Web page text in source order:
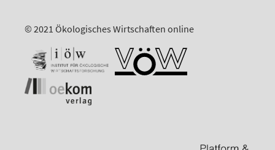
© 2021 Ökologisches Wirtschaften online